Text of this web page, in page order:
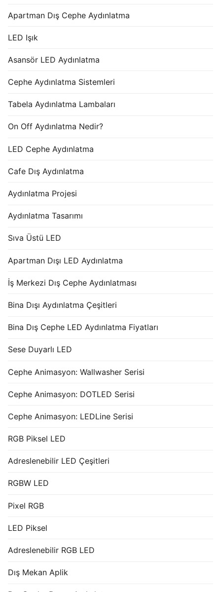
Apartman Dış Cephe Aydınlatma
LED Işık
Asansör LED Aydınlatma
Cephe Aydınlatma Sistemleri
Tabela Aydınlatma Lambaları
On Off Aydınlatma Nedir?
LED Cephe Aydınlatma
Cafe Dış Aydınlatma
Aydınlatma Projesi
Aydınlatma Tasarımı
Sıva Üstü LED
Apartman Dışı LED Aydınlatma
İş Merkezi Dış Cephe Aydınlatması
Bina Dışı Aydınlatma Çeşitleri
Bina Dış Cephe LED Aydınlatma Fiyatları
Sese Duyarlı LED
Cephe Animasyon: Wallwasher Serisi
Cephe Animasyon: DOTLED Serisi
Cephe Animasyon: LEDLine Serisi
RGB Piksel LED
Adreslenebilir LED Çeşitleri
RGBW LED
Pixel RGB
LED Piksel
Adreslenebilir RGB LED
Dış Mekan Aplik